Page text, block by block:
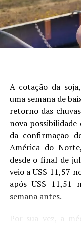
Laura Toledo
Site: Aprosoja/MS
seguido de data
presença de
Figura 1. Análise
produtividade da
A cotação da
uma semana de
retorno das
nova
da confirmação
América do
desde o final de
veio a US$ 11,57
após US$ 11,51
semana antes.
Por sua vez, a